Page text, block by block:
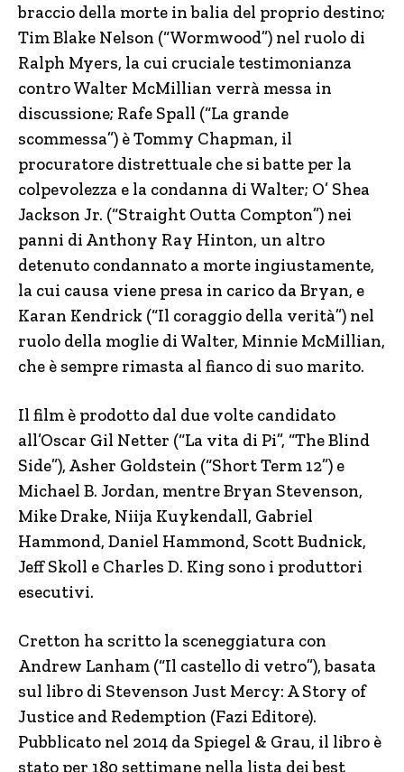
braccio della morte in balia del proprio destino;
Tim Blake Nelson (“Wormwood”) nel ruolo di
Ralph Myers, la cui cruciale testimonianza
contro Walter McMillian verrà messa in
discussione; Rafe Spall (“La grande
scommessa”) è Tommy Chapman, il
procuratore distrettuale che si batte per la
colpevolezza e la condanna di Walter; O’ Shea
Jackson Jr. (“Straight Outta Compton”) nei
panni di Anthony Ray Hinton, un altro
detenuto condannato a morte ingiustamente,
la cui causa viene presa in carico da Bryan, e
Karan Kendrick (“Il coraggio della verità”) nel
ruolo della moglie di Walter, Minnie McMillian,
che è sempre rimasta al fianco di suo marito.
Il film è prodotto dal due volte candidato
all’Oscar Gil Netter (“La vita di Pi”, “The Blind
Side”), Asher Goldstein (“Short Term 12”) e
Michael B. Jordan, mentre Bryan Stevenson,
Mike Drake, Niija Kuykendall, Gabriel
Hammond, Daniel Hammond, Scott Budnick,
Jeff Skoll e Charles D. King sono i produttori
esecutivi.
Cretton ha scritto la sceneggiatura con
Andrew Lanham (“Il castello di vetro”), basata
sul libro di Stevenson Just Mercy: A Story of
Justice and Redemption (Fazi Editore).
Pubblicato nel 2014 da Spiegel & Grau, il libro è
stato per 180 settimane nella lista dei best